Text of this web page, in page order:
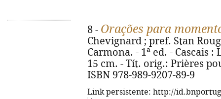
8 - Orações para
Chevignard ; pref. Stan
Carmona. - 1ª ed. - Cascais
15 cm. - Tít. orig.: Prières
ISBN 978-989-9207-89-9
Link persistente: http://